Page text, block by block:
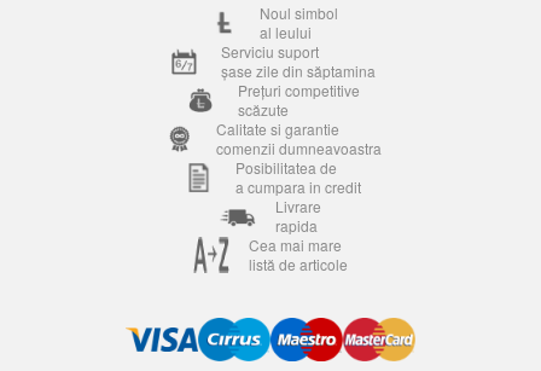
Noul simbol
al leului
Serviciu suport
șase zile din săptamina
Prețuri competitive
scăzute
Calitate si garantie
comenzii dumneavoastra
Posibilitatea de
a cumpara in credit
Livrare
rapida
Cea mai mare
listă de articole